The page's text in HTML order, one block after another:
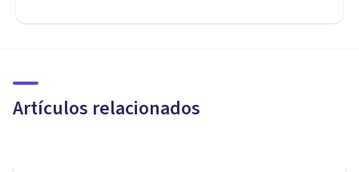
Artículos relacionados
tratamiento